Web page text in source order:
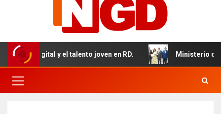
digital y el talento joven en RD. Ministerio de Salud